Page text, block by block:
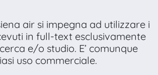
air si impegna ad utilizzare i
in full-text esclusivamente
e/o studio. E’ comunque
uso commerciale.